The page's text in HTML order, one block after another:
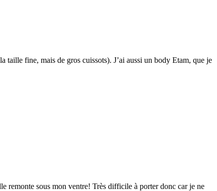
taille fine, mais de gros cuissots). J’ai aussi un body Etam, que je
remonte sous mon ventre! Très difficile à porter donc car je ne